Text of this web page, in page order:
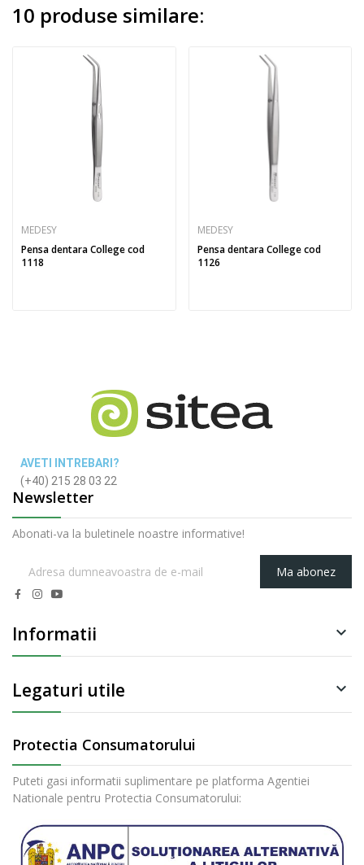
10 produse similare:
MEDESY
Pensa dentara College cod
1118
MEDESY
Pensa dentara College cod
1126
AVETI INTREBARI?
(+40) 215 28 03 22
Newsletter
Abonati-va la buletinele noastre informative!
Ma abonez
Informatii 
Legaturi utile 
Protectia Consumatorului
Puteti gasi informatii suplimentare pe platforma Agentiei
Nationale pentru Protectia Consumatorului: